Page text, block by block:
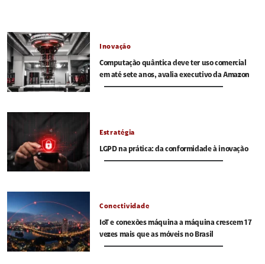
Inovação
Computação quântica deve ter uso comercial
em até sete anos, avalia executivo da Amazon
Estratégia
LGPD na prática: da conformidade à inovação
Conectividade
IoT e conexões máquina a máquina crescem 17
vezes mais que as móveis no Brasil